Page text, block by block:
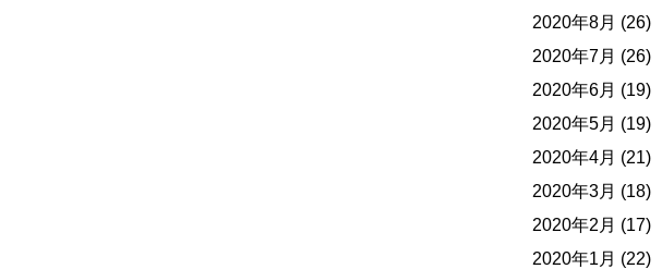
2020年8月 (26)
2020年7月 (26)
2020年6月 (19)
2020年5月 (19)
2020年4月 (21)
2020年3月 (18)
2020年2月 (17)
2020年1月 (22)